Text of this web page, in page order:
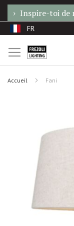
Allez
au
contenu
LangueFR
Inspire-toi de
Accueil Fani